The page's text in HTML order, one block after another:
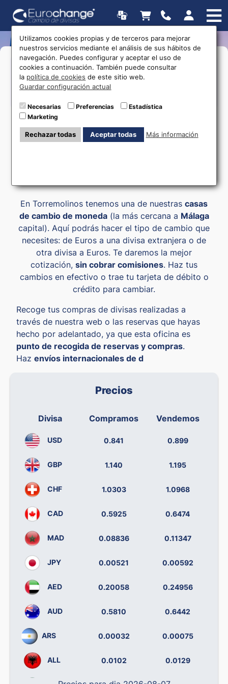
Horarios >Lunes a Viernes:10:00 a 20:00
>Sábado:10:00 a 18:00
615 403 877
En Torremolinos tenemos una de nuestras casas
de cambio de moneda(la más cercana a Málaga
capital). Aquí podrás hacer el tipo de cambio que
necesites: de Euros a una divisa extranjera o de
otra divisa a Euros. Te daremos la mejor
cotización, sin cobrar comisiones. Haz tus
cambios en efectivo o trae tu tarjeta de débito o
crédito para cambiar.
Recoge tus compras de divisas realizadas a
través de nuestra web o las reservas que hayas
hecho por adelantado, ya que esta oficina es
punto de recogida de reservas y compras.
Haz envíos internacionales de d
Precios
Divisa Compramos Vendemos
USD 0.841 0.899
GBP 1.140 1.195
CHF 1.0303 1.0968
CAD 0.5925 0.6474
MAD 0.08836 0.11347
JPY 0.00521 0.00592
AED 0.20058 0.24956
AUD 0.5810 0.6442
ARS 0.00032 0.00075
ALL 0.0102 0.0129
Utilizamos cookies propias y de terceros para mejorar
nuestros servicios mediante el análisis de sus hábitos de
navegación. Puedes configurar y aceptar el uso de
cookies a continuación. También puede consultar
la política de cookies de este sitio web.
Guardar configuración actual
Necesarias Preferencias
Estadística
Marketing
Rechazar todas Aceptar todas Más información